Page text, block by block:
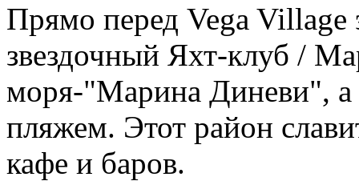
Прямо перед Vega
звездочный Яхт-клуб /
моря-"Mарина Диневи",
пляжем. Этот район
кафе и баров.